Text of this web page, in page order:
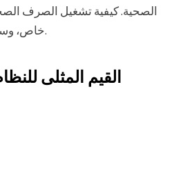
الصحية. كيفية تشغيل الصرف
خاص، وسوف نقول في هذه المقالة.
القيم المثلى